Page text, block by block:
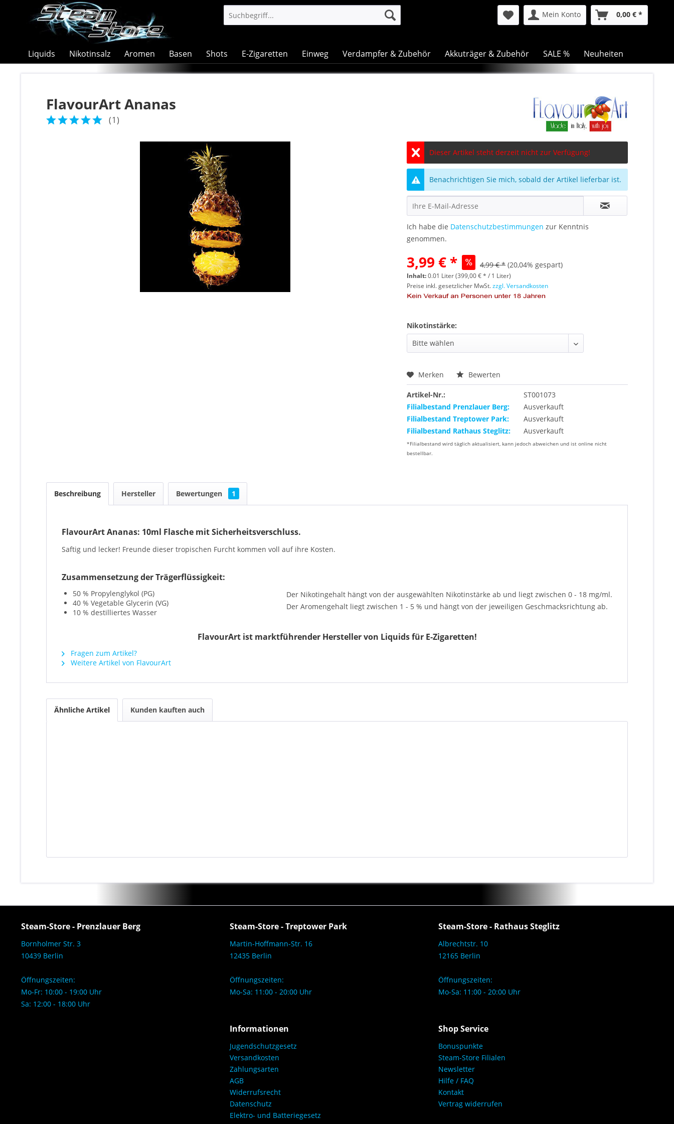
Mein Konto 0,00 € *
Liquids Nikotinsalz Aromen Basen Shots E-Zigaretten Einweg Verdampfer & Zubehör Akkuträger & Zubehör SALE % Neuheiten
FlavourArt Ananas
(1)
Dieser Artikel steht derzeit nicht zur Verfügung!
Benachrichtigen Sie mich, sobald der Artikel lieferbar ist.
Ich habe die Datenschutzbestimmungen zur Kenntnis
genommen.
3,99 € * 4,99 € * (20,04% gespart)
Inhalt:0.01 Liter (399,00 € * / 1 Liter)
Preise inkl. gesetzlicher MwSt.zzgl. Versandkosten
Nikotinstärke:
Merken Bewerten
Artikel-Nr.:
ST001073
Filialbestand Prenzlauer Berg:
Ausverkauft
Filialbestand Treptower Park:
Ausverkauft
Filialbestand Rathaus Steglitz:
Ausverkauft
*Filialbestand wird täglich aktualisiert, kann jedoch abweichen und ist online nicht
bestellbar.
Beschreibung Hersteller Bewertungen 1
FlavourArt Ananas: 10ml Flasche mit Sicherheitsverschluss.
Saftig und lecker! Freunde dieser tropischen Furcht kommen voll auf ihre Kosten.
Zusammensetzung der Trägerflüssigkeit:
50 % Propylenglykol (PG)
40 % Vegetable Glycerin (VG)
10 % destilliertes Wasser
Der Nikotingehalt hängt von der ausgewählten Nikotinstärke ab und liegt zwischen 0 - 18 mg/ml.
Der Aromengehalt liegt zwischen 1 - 5 % und hängt von der jeweiligen Geschmacksrichtung ab.
FlavourArt ist marktführender Hersteller von Liquids für E-Zigaretten!
Fragen zum Artikel?
Weitere Artikel von FlavourArt
Ähnliche Artikel Kunden kauften auch
Steam-Store - Prenzlauer Berg
Bornholmer Str. 3
10439 Berlin
Öffnungszeiten:
Mo-Fr: 10:00 - 19:00 Uhr
Sa: 12:00 - 18:00 Uhr
Steam-Store - Treptower Park
Martin-Hoffmann-Str. 16
12435 Berlin
Öffnungszeiten:
Mo-Sa: 11:00 - 20:00 Uhr
Steam-Store - Rathaus Steglitz
Albrechtstr. 10
12165 Berlin
Öffnungszeiten:
Mo-Sa: 11:00 - 20:00 Uhr
Informationen
Jugendschutzgesetz
Versandkosten
Zahlungsarten
AGB
Widerrufsrecht
Datenschutz
Elektro- und Batteriegesetz
Shop Service
Bonuspunkte
Steam-Store Filialen
Newsletter
Hilfe / FAQ
Kontakt
Vertrag widerrufen